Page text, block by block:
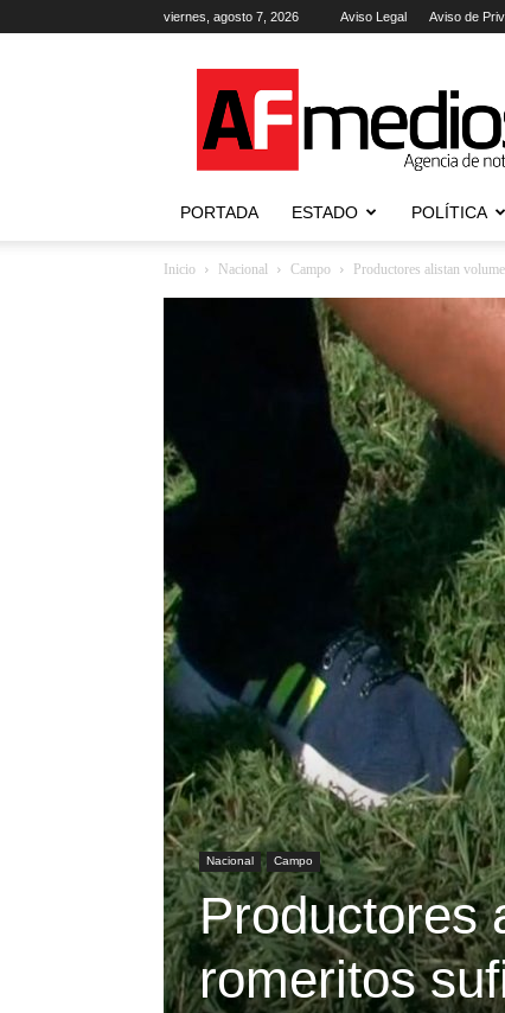
viernes, agosto 7, 2026 Aviso Legal Aviso de
Agencia
de
Noticias
PORTADA ESTADO POLÍTICA
Inicio Nacional Campo Productores alistan
Nacional Campo
Productores
romeritos